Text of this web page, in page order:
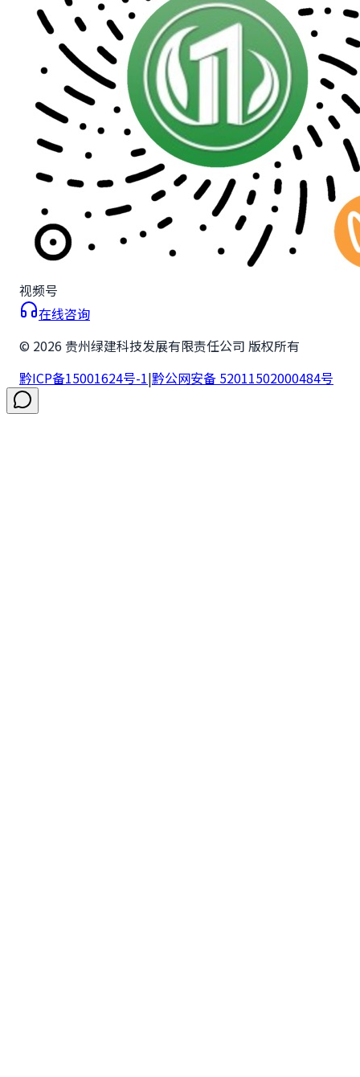
视频号
在线咨询
© 2026 贵州绿建科技发展有限责任公司 版权所有
黔ICP备15001624号-1|黔公网安备 52011502000484号